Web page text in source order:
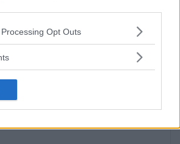
website/app uses one or more Google
or usage behaviour. You may click to
specified purposes in below Google
Opt Outs
Skapa Evenemang